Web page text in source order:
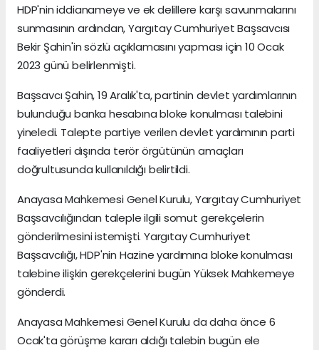
HDP'nin iddianameye ve ek delillere karşı savunmalarını
sunmasının ardından, Yargıtay Cumhuriyet Başsavcısı
Bekir Şahin'in sözlü açıklamasını yapması için 10 Ocak
2023 günü belirlenmişti.
Başsavcı Şahin, 19 Aralık'ta, partinin devlet yardımlarının
bulunduğu banka hesabına bloke konulması talebini
yineledi. Talepte partiye verilen devlet yardımının parti
faaliyetleri dışında terör örgütünün amaçları
doğrultusunda kullanıldığı belirtildi.
Anayasa Mahkemesi Genel Kurulu, Yargıtay Cumhuriyet
Başsavcılığından taleple ilgili somut gerekçelerin
gönderilmesini istemişti. Yargıtay Cumhuriyet
Başsavcılığı, HDP'nin Hazine yardımına bloke konulması
talebine ilişkin gerekçelerini bugün Yüksek Mahkemeye
gönderdi.
Anayasa Mahkemesi Genel Kurulu da daha önce 6
Ocak'ta görüşme kararı aldığı talebin bugün ele